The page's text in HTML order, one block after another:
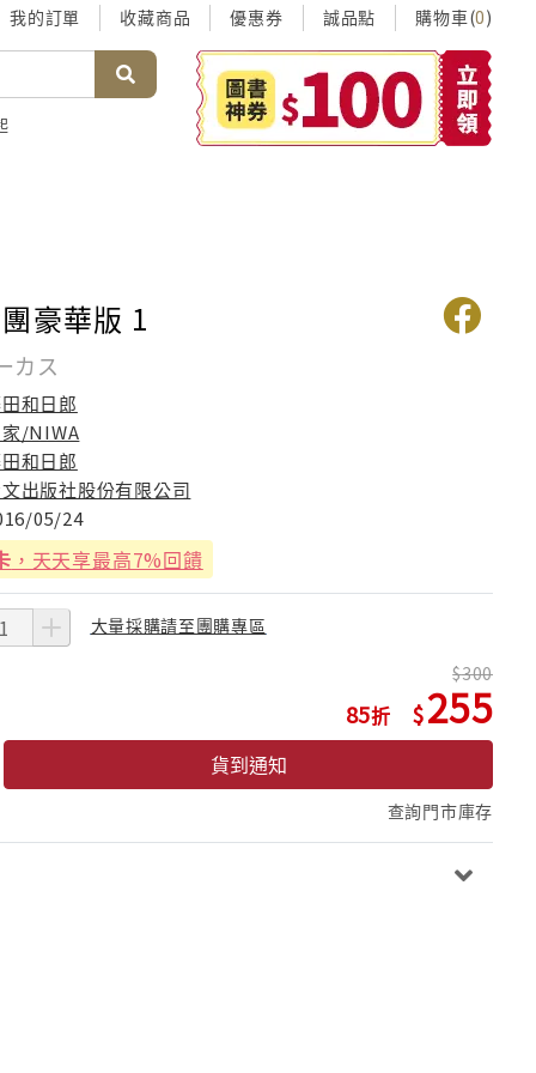
我的訂單 收藏商品 優惠券 誠品點 購物車(0)
豪華版 1
カス
和日郎
/NIWA
和日郎
出版社股份有限公司
05/24
，天天享最高7%回饋
大量採購請至團購專區
85
300
255
貨到通知
查詢門市庫存